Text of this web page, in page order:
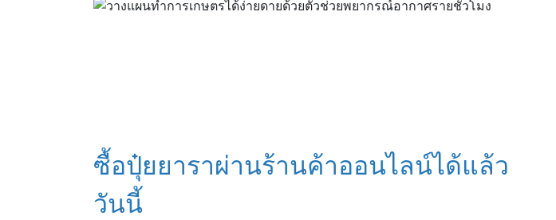
ซื้อปุ๋ยยาราผ่านร้านค้าออนไลน์ได้แล้ว
วันนี้